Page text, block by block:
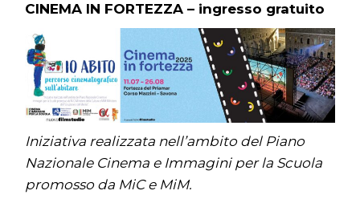
CINEMA IN FORTEZZA – ingresso gratuito
Iniziativa realizzata nell’ambito del Piano
Nazionale Cinema e Immagini per la Scuola
promosso da MiC e MiM.